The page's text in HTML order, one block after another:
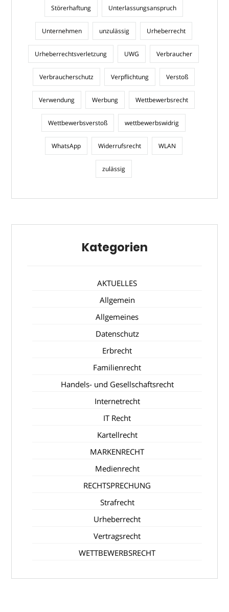
Störerhaftung Unterlassungsanspruch
Unternehmen unzulässig Urheberrecht
Urheberrechtsverletzung UWG Verbraucher
Verbraucherschutz Verpflichtung Verstoß
Verwendung Werbung Wettbewerbsrecht
Wettbewerbsverstoß wettbewerbswidrig
WhatsApp Widerrufsrecht WLAN
zulässig
Kategorien
AKTUELLES
Allgemein
Allgemeines
Datenschutz
Erbrecht
Familienrecht
Handels- und Gesellschaftsrecht
Internetrecht
IT Recht
Kartellrecht
MARKENRECHT
Medienrecht
RECHTSPRECHUNG
Strafrecht
Urheberrecht
Vertragsrecht
WETTBEWERBSRECHT